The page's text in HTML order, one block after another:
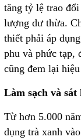
tăng tỷ lệ trao
lượng dư thừa.
thiết phải áp
phu và phức tạp,
cũng đem lại
Làm sạch và sát
Từ hơn 5.000
dụng trà xanh